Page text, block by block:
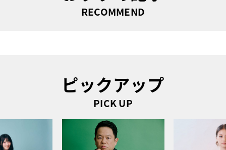
RECOMMEND
ピックアップ
PICK UP